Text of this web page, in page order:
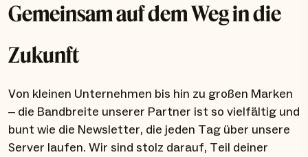
Gemeinsam auf dem Weg in die
Zukunft
Von kleinen Unternehmen bis hin zu großen Marken
– die Bandbreite unserer Partner ist so vielfältig und
bunt wie die Newsletter, die jeden Tag über unsere
Server laufen. Wir sind stolz darauf, Teil deiner